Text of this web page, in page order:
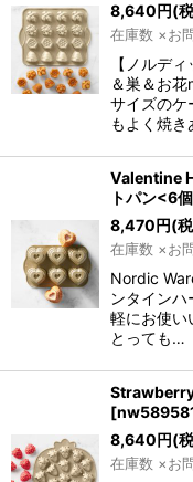
8,640円(
在庫数 ×お
【ノルデ
＆巣＆お
サイズのケ
もよく焼
Valentine
トパン<6
8,470円(
在庫数 ×お
Nordic
ンタイン
軽にお使い
とっても…
[
8,640円(
在庫数 ×お